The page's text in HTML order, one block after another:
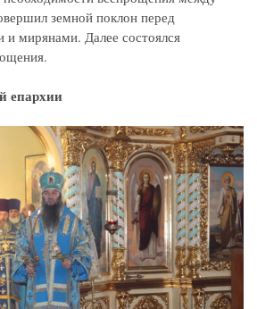
земной поклон перед
и мирянами. Далее состоялся
епархии